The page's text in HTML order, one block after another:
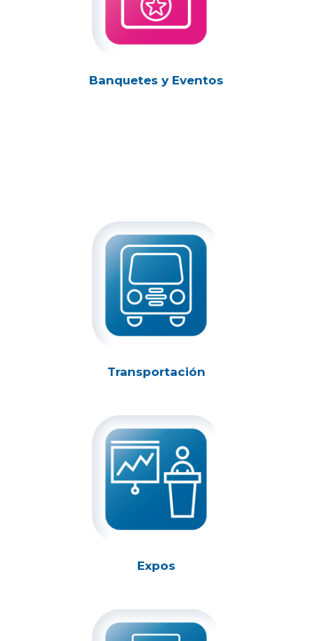
Banquetes y Eventos
Transportación
Expos